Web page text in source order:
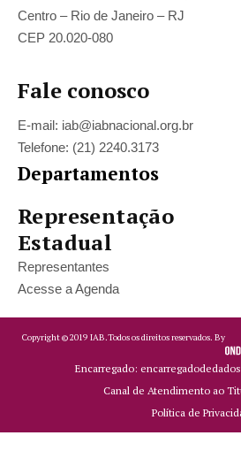
Centro – Rio de Janeiro – RJ
CEP 20.020-080
Fale conosco
E-mail: iab@iabnacional.org.br
Telefone: (21) 2240.3173
Departamentos
Representação
Estadual
Representantes
Acesse a Agenda
Copyright ©2019 IAB.Todos os direitos reservados. By
Encarregado:
Canal de Atendimento ao
Política de